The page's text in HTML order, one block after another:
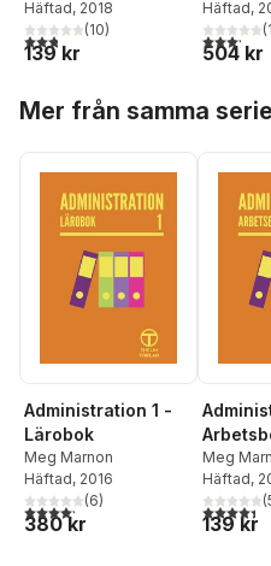
Häftad, 2018
2,8utav 5 stjärnor. Totalt antal
(10)
139 kr
Häftad,
3,2utav 5(
504 kr
Mer från samma serie
Administration 1 -
Lärobok
Meg Marnon
Häftad, 2016
4,2utav 5 stjärnor. Totalt antal
(6)
380 kr
Meg
Häftad,
4,4utav 5(
139 kr